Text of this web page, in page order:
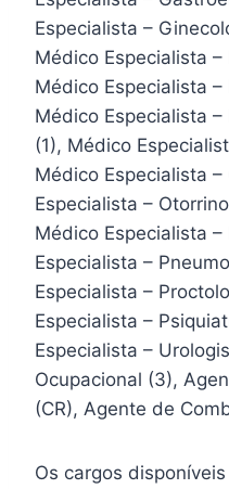
Especialista –
Médico Especialista
Médico Especialista
Médico Especialista
(1), Médico
Médico Especialista
Especialista –
Médico Especialista
Especialista –
Especialista –
Especialista –
Especialista –
Ocupacional (3),
(CR), Agente de
Os cargos